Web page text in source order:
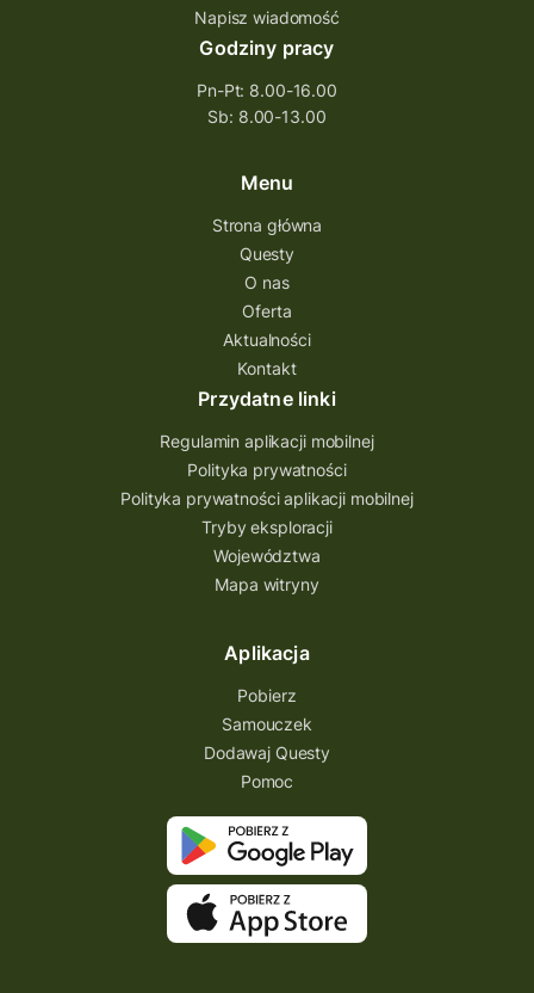
Napisz wiadomość
Godziny pracy
Pn-Pt: 8.00-16.00
Sb: 8.00-13.00
Menu
Strona główna
Questy
O nas
Oferta
Aktualności
Kontakt
Przydatne linki
Regulamin aplikacji mobilnej
Polityka prywatności
Polityka prywatności aplikacji mobilnej
Tryby eksploracji
Województwa
Mapa witryny
Aplikacja
Pobierz
Samouczek
Dodawaj Questy
Pomoc